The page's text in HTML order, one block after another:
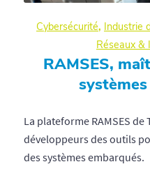
Cybersécurité, Industrie
Réseaux &
RAMSES,
La plateforme RAMSES
développeurs des outils
des systèmes embarqués.